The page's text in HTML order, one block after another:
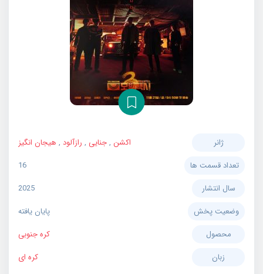
ژانر اکشن ,جنایی , رازآلود , هیجان انگیز
تعداد قسمت ها
16
سال انتشار
2025
وضعیت پخش
پایان یافته
محصول
کره جنوبی
زبان
کره ای